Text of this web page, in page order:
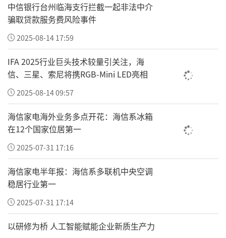
评“中华孝道文化传播大使”，现任中国传统
文化促进会会员、西安市紫光阁艺术团特型演
员部部长、陕西省新闻书画家协会常务理事，
并受聘为西安盛唐书画研究院、陕西省名家书
画艺术研究院等多家机构高级顾问、高级研究
员，数十年扎根基层，深耕国学宣讲、德孝传
播工作，是区域内极具影响力的文化公益先行
者。
中信银行台州临海支行拦截一起非法中介
骗取贷款服务费风险事件
2025-08-14 17:59
IFA 2025行业巨头技术较量引关注，海
信、三星、索尼将携RGB-Mini LED亮相
2025-08-14 09:57
海信家电海外业务多点开花：海信系冰箱
在12个国家位居第一
2025-07-31 17:16
海信家电半年报：海信系多联机中央空调
稳居行业第一
2025-07-31 17:14
以研修为桥 人工智能赋能企业新质生产力